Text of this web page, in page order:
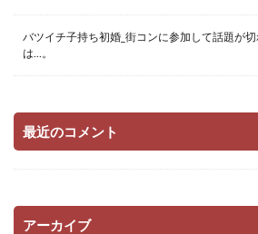
バツイチ子持ち初婚_街コンに参加して話題が
は…。
最近のコメント
アーカイブ